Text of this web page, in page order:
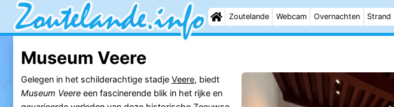
Zoutelande Webcam Overnachten Strand
Museum Veere
Gelegen in het schilderachtige stadje Veere, biedt
Museum Veereeen fascinerende blik in het rijke en